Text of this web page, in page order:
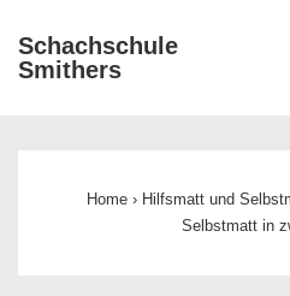
Zum
Inhalt
Schachschule
Smithers
Home › Hilfsmatt und
Selbstmatt in